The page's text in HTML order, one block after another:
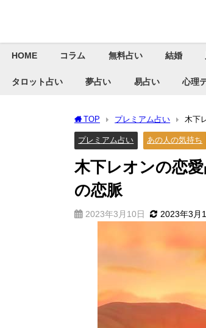
HOME コラム 無料占い 結婚
タロット占い 夢占い 易占い 心理
TOP プレミアム占い 木下
プレミアム占い あの人の気持ち
木下レオンの恋
の恋脈
2023年3月10日 2023年3月